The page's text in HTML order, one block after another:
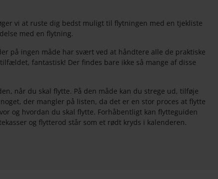
vi at ruste dig bedst muligt til flytningen med en tjekliste
med en flytning.
på ingen måde har svært ved at håndtere alle de praktiske
fantastisk! Der findes bare ikke så mange af disse
når du skal flytte. På den måde kan du strege ud, tilføje
der mangler på listen, da det er en stor proces at flytte
og hvordan du skal flytte. Forhåbentligt kan flytteguiden
og flytterod står som et rødt kryds i kalenderen.